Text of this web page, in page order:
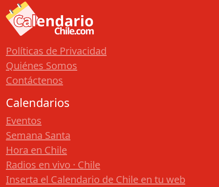
Políticas de Privacidad
Quiénes Somos
Contáctenos
Calendarios
Eventos
Semana Santa
Hora en Chile
Radios en vivo · Chile
Inserta el Calendario de Chile en tu web